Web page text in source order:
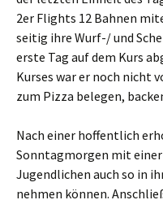
2er Flights 12 Bah­nen
sei­tig ihre Wurf-/ und
ers­te Tag auf dem Kurs
Kur­ses war er noch nicht
zum Piz­za bele­gen,
Nach einer hof­fent­lich
Sonn­tag­mor­gen mit
Jugend­li­chen auch so in
neh­men kön­nen.